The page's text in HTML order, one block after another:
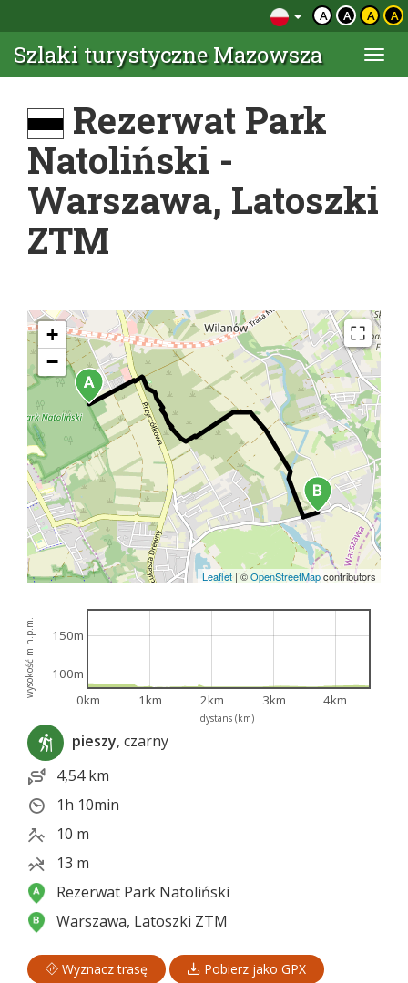
A A A A
Szlaki turystyczne Mazowsza
Rezerwat Park
Natoliński -
Warszawa, Latoszki
ZTM
+
−
Leaflet | ©OpenStreetMapcontributors
dystans (km)
wysokość m n.p.m.
0km 1km 2km 3km 4km
100m
150m
pieszy, czarny
4,54 km
1h 10min
10 m
13 m
Rezerwat Park Natoliński
Warszawa, Latoszki ZTM
Wyznacz trasę
Pobierz jako GPX